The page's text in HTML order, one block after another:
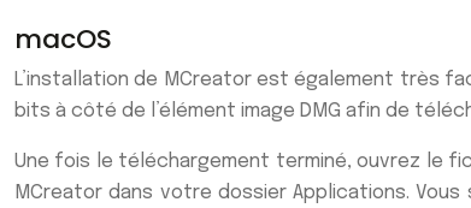
macOS
L’installation de MCreator est également très
bits à côté de l’élément image DMG afin de
Une fois le téléchargement terminé, ouvrez le
MCreator dans votre dossier Applications.